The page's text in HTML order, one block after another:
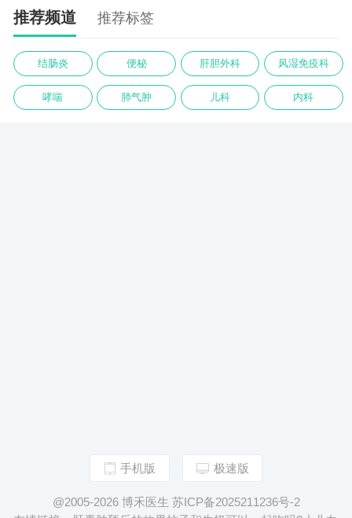
推荐频道 推荐标签
结肠炎 便秘 肝胆外科 风湿免疫科
哮喘 肺气肿 儿科 内科
手机版 极速版
@2005-2026 博禾医生 苏ICP备2025211236号-2